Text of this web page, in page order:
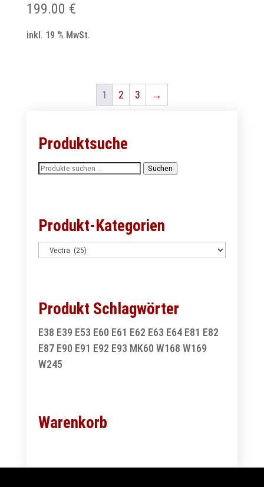
199.00 €
inkl. 19 % MwSt.
1 2 3 →
Produktsuche
Suchen
Suchen
Produkt-Kategorien
Produkt Schlagwörter
E38 E39 E53 E60 E61 E62 E63 E64 E81 E82
E87 E90 E91 E92 E93 MK60 W168 W169
W245
Warenkorb